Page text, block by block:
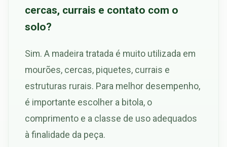
cercas, currais e contato com o
solo?
Sim. A madeira tratada é muito utilizada em
mourões, cercas, piquetes, currais e
estruturas rurais. Para melhor desempenho,
é importante escolher a bitola, o
comprimento e a classe de uso adequados
à finalidade da peça.